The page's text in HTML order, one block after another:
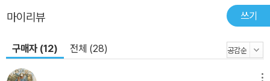
마이리뷰 쓰기
구매자 (12) 전체 (28)